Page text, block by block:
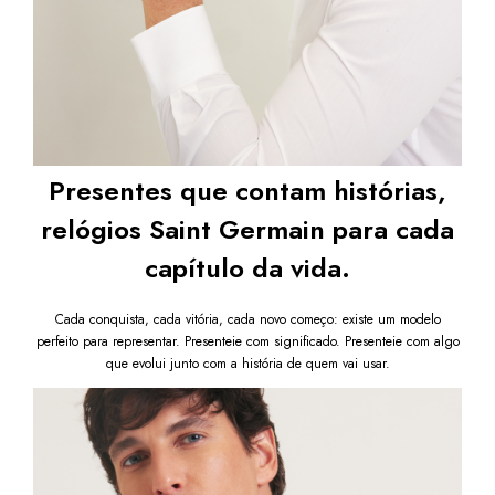
enviada em até um dia útil em seu e-mail.
Presentes que contam histórias,
relógios Saint Germain para cada
capítulo da vida.
Cada conquista, cada vitória, cada novo começo: existe um modelo
perfeito para representar. Presenteie com significado. Presenteie com algo
que evolui junto com a história de quem vai usar.